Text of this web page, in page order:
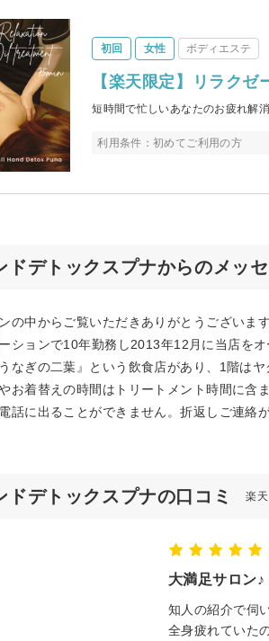
初回 女性 ボディエステ
【楽天限定】リラク
短時間で忙しいあなたのお疲れ解
利用条件：初めてご利用の方
ドデトックスプナからのメッ
の中からご覧いただきありがとうございます
ションで10年勤務し2013年12月に当店を
なぎの二葉』という飲食店があり、1階は
お着替えの時間はトリートメント時間に含
話に出ることができません。折返しご連絡
ドデトックスプナの口コミ 楽
大満足サロン♪
知人の紹介で伺
全身疲れていた